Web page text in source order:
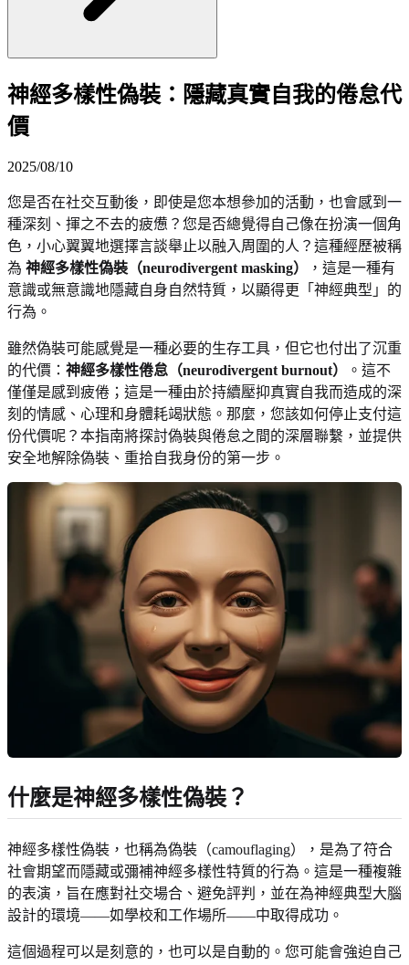
神經多樣性偽裝：隱藏真實自我的倦怠代
價
2025/08/10
您是否在社交互動後，即使是您本想參加的活動，也會感到一
種深刻、揮之不去的疲憊？您是否總覺得自己像在扮演一個角
色，小心翼翼地選擇言談舉止以融入周圍的人？這種經歷被稱
為 神經多樣性偽裝（neurodivergent masking）
，這是一種有
意識或無意識地隱藏自身自然特質，以顯得更「神經典型」的
行為。
雖然偽裝可能感覺是一種必要的生存工具，但它也付出了沉重
的代價： 神經多樣性倦怠（neurodivergent burnout）
。這不
僅僅是感到疲倦；這是一種由於持續壓抑真實自我而造成的深
刻的情感、心理和身體耗竭狀態。那麼，您該如何停止支付這
份代價呢？本指南將探討偽裝與倦怠之間的深層聯繫，並提供
安全地解除偽裝、重拾自我身份的第一步。
什麼是神經多樣性偽裝？
神經多樣性偽裝，也稱為偽裝（camouflaging），是為了符合
社會期望而隱藏或彌補神經多樣性特質的行為。這是一種複雜
的表演，旨在應對社交場合、避免評判，並在為神經典型大腦
設計的環境——如學校和工作場所——中取得成功。
這個過程可以是刻意的，也可以是自動的。您可能會強迫自己